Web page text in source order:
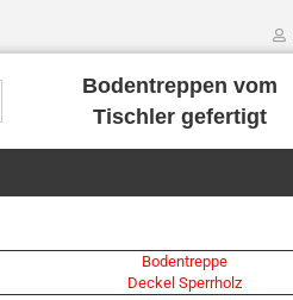
Bodentreppen vom
Tischler gefertigt
Bodentreppe
Deckel Sperrholz